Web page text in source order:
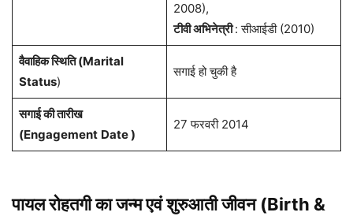
2008),
टीवी अभिनेत्री: सीआईडी ​​(2010)
वैवाहिक स्थिति (Marital
Status)
सगाई हो चुकी है
सगाई की तारीख
(Engagement Date )
27 फरवरी 2014
पायल रोहतगी का जन्म एवं शुरुआती जीवन (Birth &